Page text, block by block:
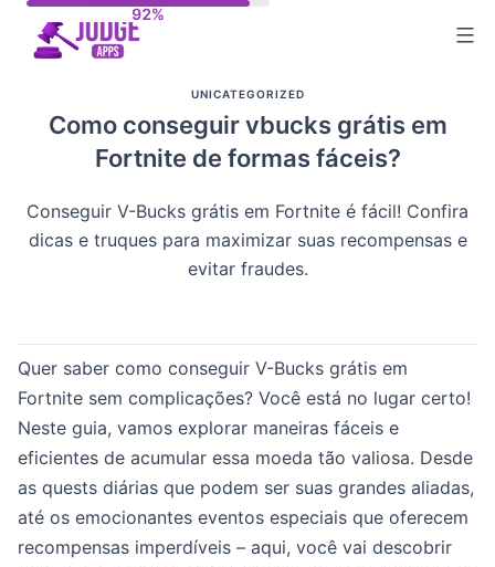
UNICATEGORIZED
Como conseguir vbucks grátis em
Fortnite de formas fáceis?
Conseguir V-Bucks grátis em Fortnite é fácil! Confira
dicas e truques para maximizar suas recompensas e
evitar fraudes.
Quer saber como conseguir V-Bucks grátis em
Fortnite sem complicações? Você está no lugar certo!
Neste guia, vamos explorar maneiras fáceis e
eficientes de acumular essa moeda tão valiosa. Desde
as quests diárias que podem ser suas grandes aliadas,
até os emocionantes eventos especiais que oferecem
recompensas imperdíveis – aqui, você vai descobrir